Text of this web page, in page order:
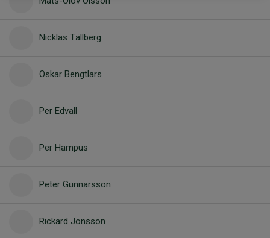
Nicklas Tällberg
Oskar Bengtlars
Per Edvall
Per Hampus
Peter Gunnarsson
Rickard Jonsson